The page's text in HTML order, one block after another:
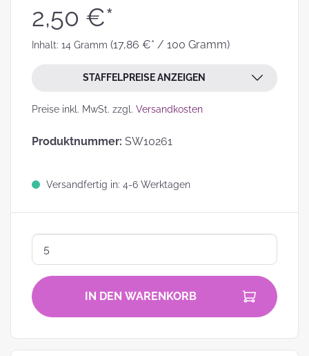
2,50 €*
Inhalt: 14 Gramm (17,86 €* / 100 Gramm)
STAFFELPREISE ANZEIGEN
Preise inkl. MwSt. zzgl. Versandkosten
Produktnummer: SW10261
Versandfertig in: 4-6 Werktagen
IN DEN WARENKORB